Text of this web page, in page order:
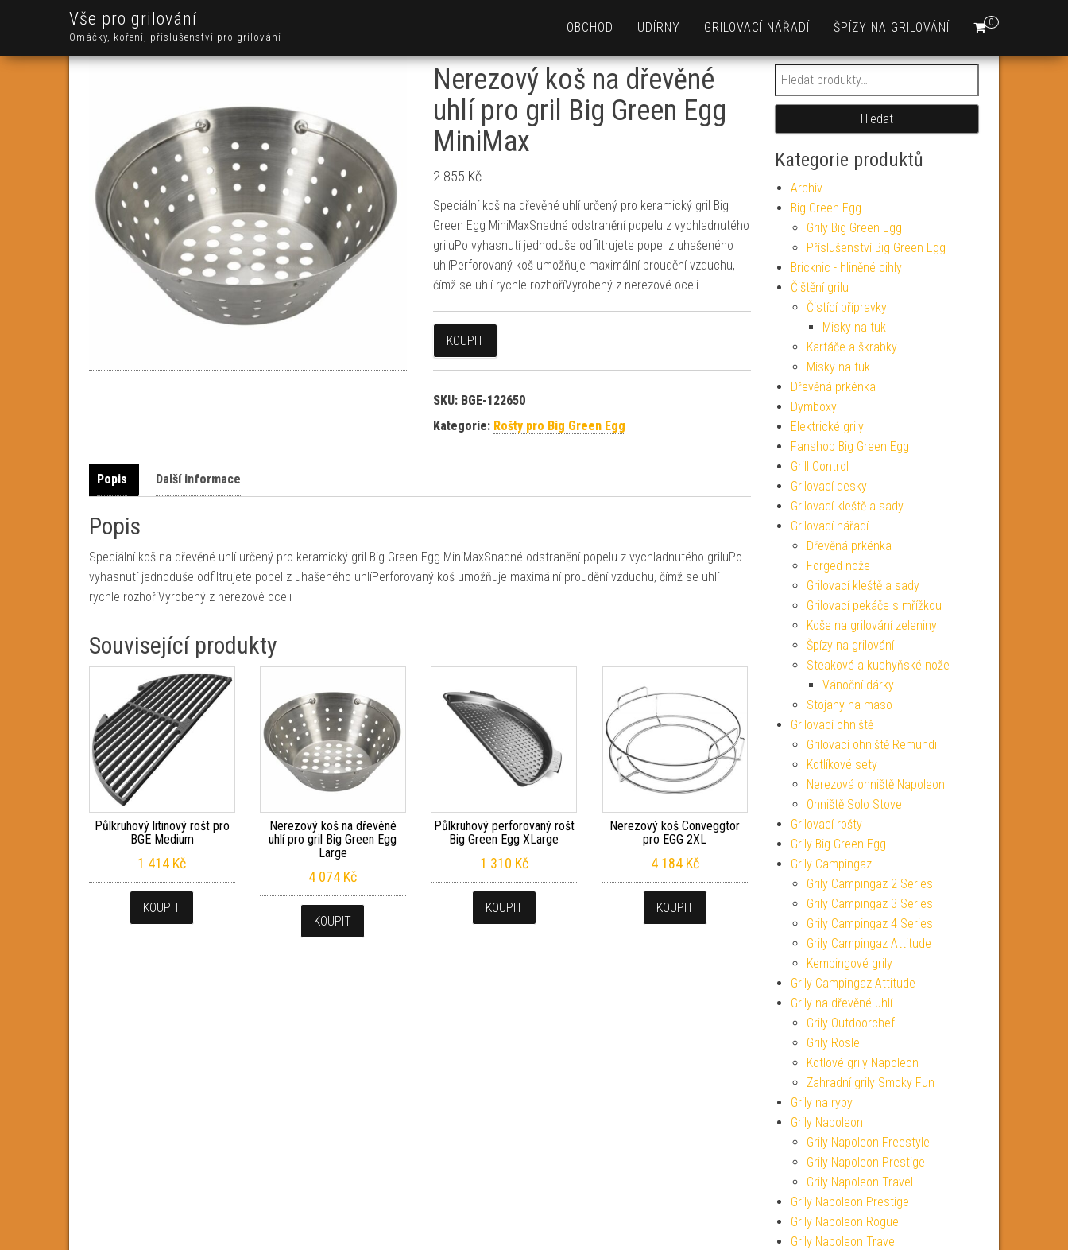
Vše pro grilování
Omáčky, koření, příslušenství pro grilování
0
OBCHOD UDÍRNY GRILOVACÍ NÁŘADÍ ŠPÍZY NA GRILOVÁNÍ
Nerezový koš na dřevěné
uhlí pro gril Big Green Egg
MiniMax
2 855 Kč
Speciální koš na dřevěné uhlí určený pro keramický gril Big
Green Egg MiniMaxSnadné odstranění popelu z vychladnutého
griluPo vyhasnutí jednoduše odfiltrujete popel z uhašeného
uhlíPerforovaný koš umožňuje maximální proudění vzduchu,
čímž se uhlí rychle rozhoříVyrobený z nerezové oceli
KOUPIT
SKU: BGE-122650
Kategorie: Rošty pro Big Green Egg
Popis Další informace
Popis
Speciální koš na dřevěné uhlí určený pro keramický gril Big Green Egg MiniMaxSnadné odstranění popelu z vychladnutého griluPo
vyhasnutí jednoduše odfiltrujete popel z uhašeného uhlíPerforovaný koš umožňuje maximální proudění vzduchu, čímž se uhlí
rychle rozhoříVyrobený z nerezové oceli
Související produkty
Půlkruhový litinový rošt pro
BGE Medium
1 414 Kč
KOUPIT
Nerezový koš na dřevěné
uhlí pro gril Big Green Egg
Large
4 074 Kč
KOUPIT
Půlkruhový perforovaný rošt
Big Green Egg XLarge
1 310 Kč
KOUPIT
Nerezový koš Conveggtor
pro EGG 2XL
4 184 Kč
KOUPIT
Hledat:
Hledat
Kategorie produktů
Archiv
Big Green Egg
Grily Big Green Egg
Příslušenství Big Green Egg
Bricknic - hliněné cihly
Čištění grilu
Čistící přípravky
Misky na tuk
Kartáče a škrabky
Misky na tuk
Dřevěná prkénka
Dymboxy
Elektrické grily
Fanshop Big Green Egg
Grill Control
Grilovací desky
Grilovací kleště a sady
Grilovací nářadí
Dřevěná prkénka
Forged nože
Grilovací kleště a sady
Grilovací pekáče s mřížkou
Koše na grilování zeleniny
Špízy na grilování
Steakové a kuchyňské nože
Vánoční dárky
Stojany na maso
Grilovací ohniště
Grilovací ohniště Remundi
Kotlíkové sety
Nerezová ohniště Napoleon
Ohniště Solo Stove
Grilovací rošty
Grily Big Green Egg
Grily Campingaz
Grily Campingaz 2 Series
Grily Campingaz 3 Series
Grily Campingaz 4 Series
Grily Campingaz Attitude
Kempingové grily
Grily Campingaz Attitude
Grily na dřevěné uhlí
Grily Outdoorchef
Grily Rösle
Kotlové grily Napoleon
Zahradní grily Smoky Fun
Grily na ryby
Grily Napoleon
Grily Napoleon Freestyle
Grily Napoleon Prestige
Grily Napoleon Travel
Grily Napoleon Prestige
Grily Napoleon Rogue
Grily Napoleon Travel